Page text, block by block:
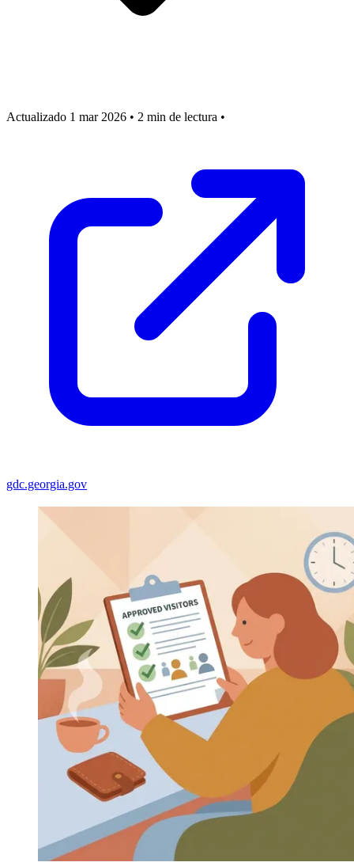
Actualizado 1 mar 2026 • 2 min de lectura •
gdc.georgia.gov